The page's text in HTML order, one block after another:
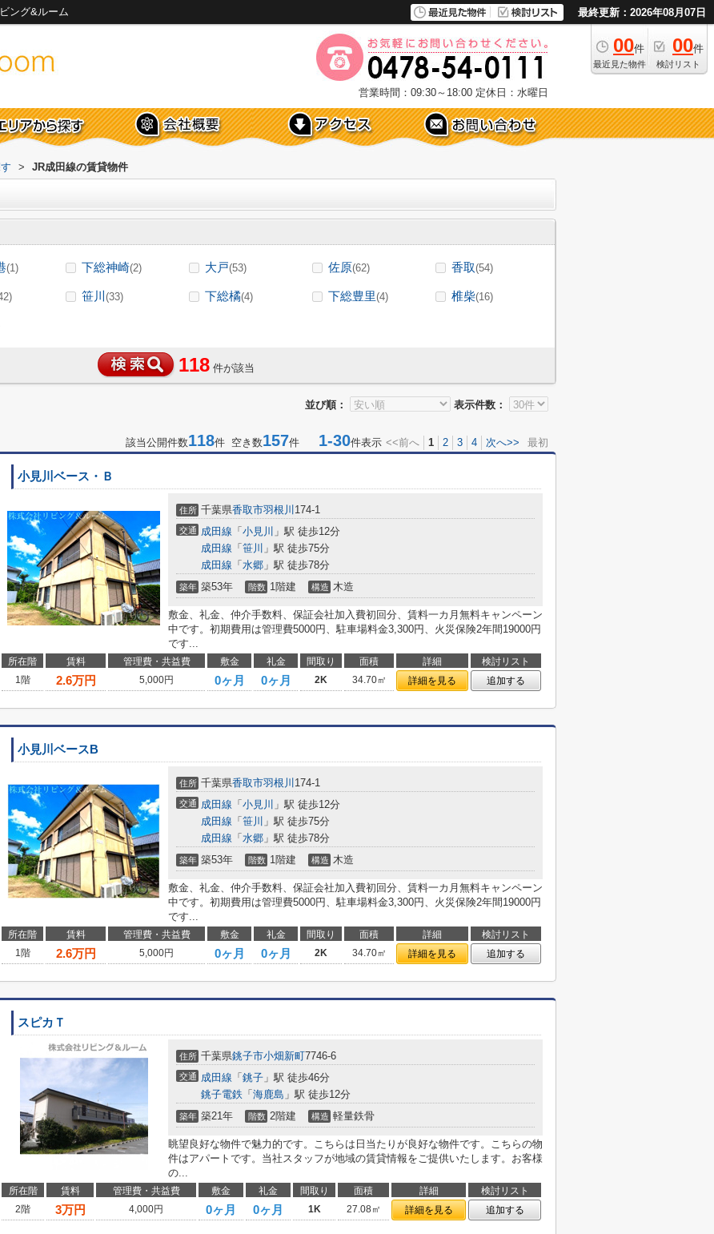
ング&ルーム 最終更新：2026年08月07日
00件
最近見た物件
00件
検討リスト
営業時間：09:30～18:00 定休日：水曜日
> JR成田線の賃貸物件
(1) 下総神崎(2) 大戸(53) 佐原(62) 香取(54)
笹川 (33) 下総橘(4) 下総豊里(4) 椎柴(16)
118 件が該当
並び順： 表示件数：
該当公開件数118件 空き数157件 1-30件表示 <<前へ 1 2 3 4 次へ>> 最初
小見川ベース・Ｂ
住所 千葉県香取市羽根川 174-1
交通 成田線 「 小見川 」駅 徒歩12分
成田線 「 笹川 」駅 徒歩75分
成田線 「 水郷 」駅 徒歩78分
築年 築53年 階数 1階建 構造 木造
敷金、礼金、仲介手数料、保証会社加入費初回分、賃料一カ月無料キャンペーン
中です。初期費用は管理費5000円、駐車場料金3,300円、火災保険2年間19000円
です...
所在階 賃料 管理費・共益費 敷金 礼金 間取り 面積 詳細
検討リスト
1階
2.6万円 5,000円 0ヶ月 0ヶ月 2K 34.70㎡ 詳細を見る 追加する
小見川ベースB
住所 千葉県香取市羽根川 174-1
交通 成田線 「 小見川 」駅 徒歩12分
成田線 「 笹川 」駅 徒歩75分
成田線 「 水郷 」駅 徒歩78分
築年 築53年 階数 1階建 構造 木造
敷金、礼金、仲介手数料、保証会社加入費初回分、賃料一カ月無料キャンペーン
中です。初期費用は管理費5000円、駐車場料金3,300円、火災保険2年間19000円
です...
所在階 賃料 管理費・共益費 敷金 礼金 間取り 面積 詳細
検討リスト
1階
2.6万円 5,000円 0ヶ月 0ヶ月 2K 34.70㎡ 詳細を見る 追加する
スピカＴ
住所 千葉県銚子市小畑新町7746-6
交通 成田線 「 銚子 」駅 徒歩46分
銚子電鉄 「 海鹿島 」駅 徒歩12分
築年 築21年 階数 2階建 構造 軽量鉄骨
眺望良好な物件で魅力的です。こちらは日当たりが良好な物件です。こちらの物
件はアパートです。当社スタッフが地域の賃貸情報をご提供いたします。お客様
の...
所在階 賃料 管理費・共益費 敷金 礼金 間取り 面積 詳細
検討リスト
2階
3万円 4,000円 0ヶ月 0ヶ月 1K 27.08㎡ 詳細を見る 追加する